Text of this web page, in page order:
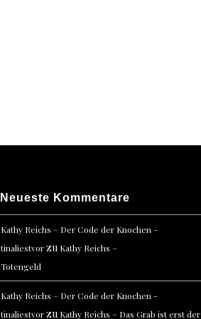
Neueste Kommentare
Kathy Reichs – Der Code der Knochen -
tinaliestvorzu Kathy Reichs –
Totengeld
Kathy Reichs – Der Code der Knochen -
tinaliestvorzu Kathy Reichs – Das Grab ist erst der